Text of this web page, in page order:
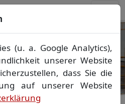
in
Vorpommern
Ihr Grundstück
▪Bauvermessung ▪
Amtliche Auskünfte und
(u. a. Google Analytics),
unserer Website
dass Sie die
auf unserer Website